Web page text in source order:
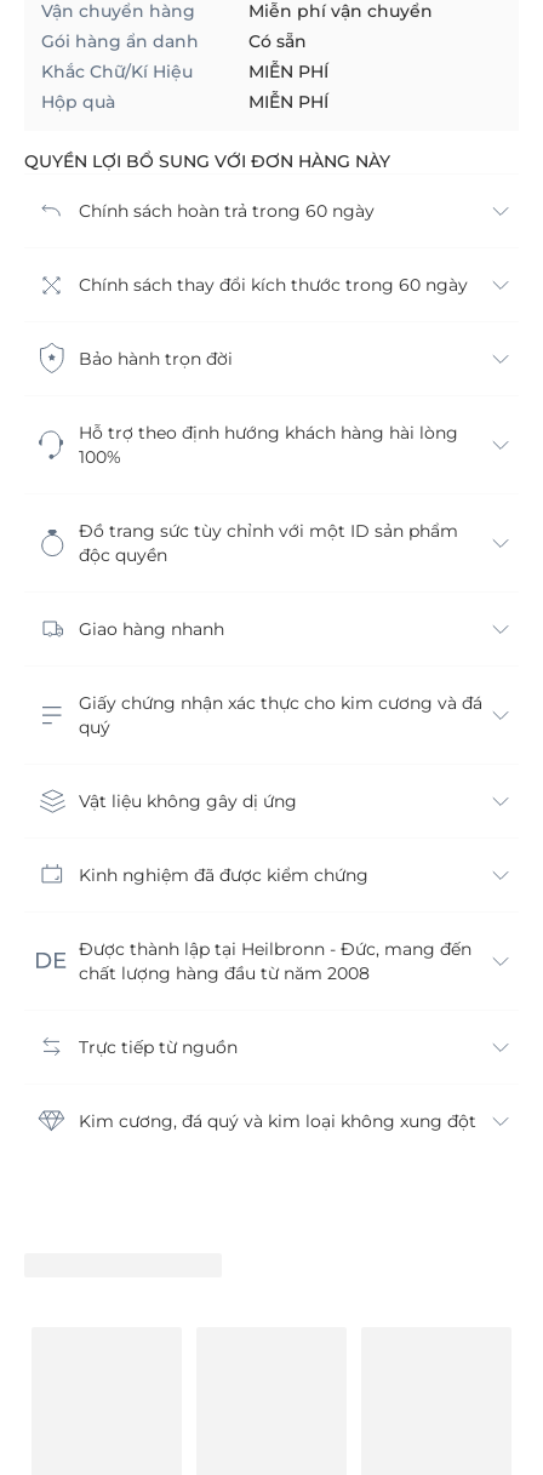
Vận chuyển hàng
Miễn phí vận chuyển
Gói hàng ẩn danh
Có sẵn
Khắc Chữ/Kí Hiệu
MIỄN PHÍ
Hộp quà
MIỄN PHÍ
QUYỀN LỢI BỔ SUNG VỚI ĐƠN HÀNG NÀY
Chính sách hoàn trả trong 60 ngày
Chính sách thay đổi kích thước trong 60 ngày
Bảo hành trọn đời
Hỗ trợ theo định hướng khách hàng hài lòng
100%
Đồ trang sức tùy chỉnh với một ID sản phẩm
độc quyền
Giao hàng nhanh
Giấy chứng nhận xác thực cho kim cương và đá
quý
Vật liệu không gây dị ứng
Kinh nghiệm đã được kiểm chứng
Được thành lập tại Heilbronn - Đức, mang đến
chất lượng hàng đầu từ năm 2008
Trực tiếp từ nguồn
Kim cương, đá quý và kim loại không xung đột